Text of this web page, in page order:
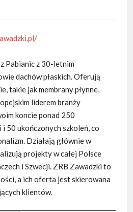
Pabianic z 30-letnim
dachów płaskich. Oferują
takie jak membrany płynne,
liderem branży
koncie ponad 250
50 ukończonych szkoleń, co
Działają głównie w
projekty w całej Polsce
i Szwecji. ZRB Zawadzki to
a ich oferta jest skierowana
klientów.